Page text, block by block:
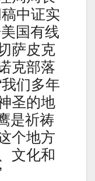
中证实
国有线
萨皮克
克部落
们多年
圣的地
是祈祷
个地方
文化和